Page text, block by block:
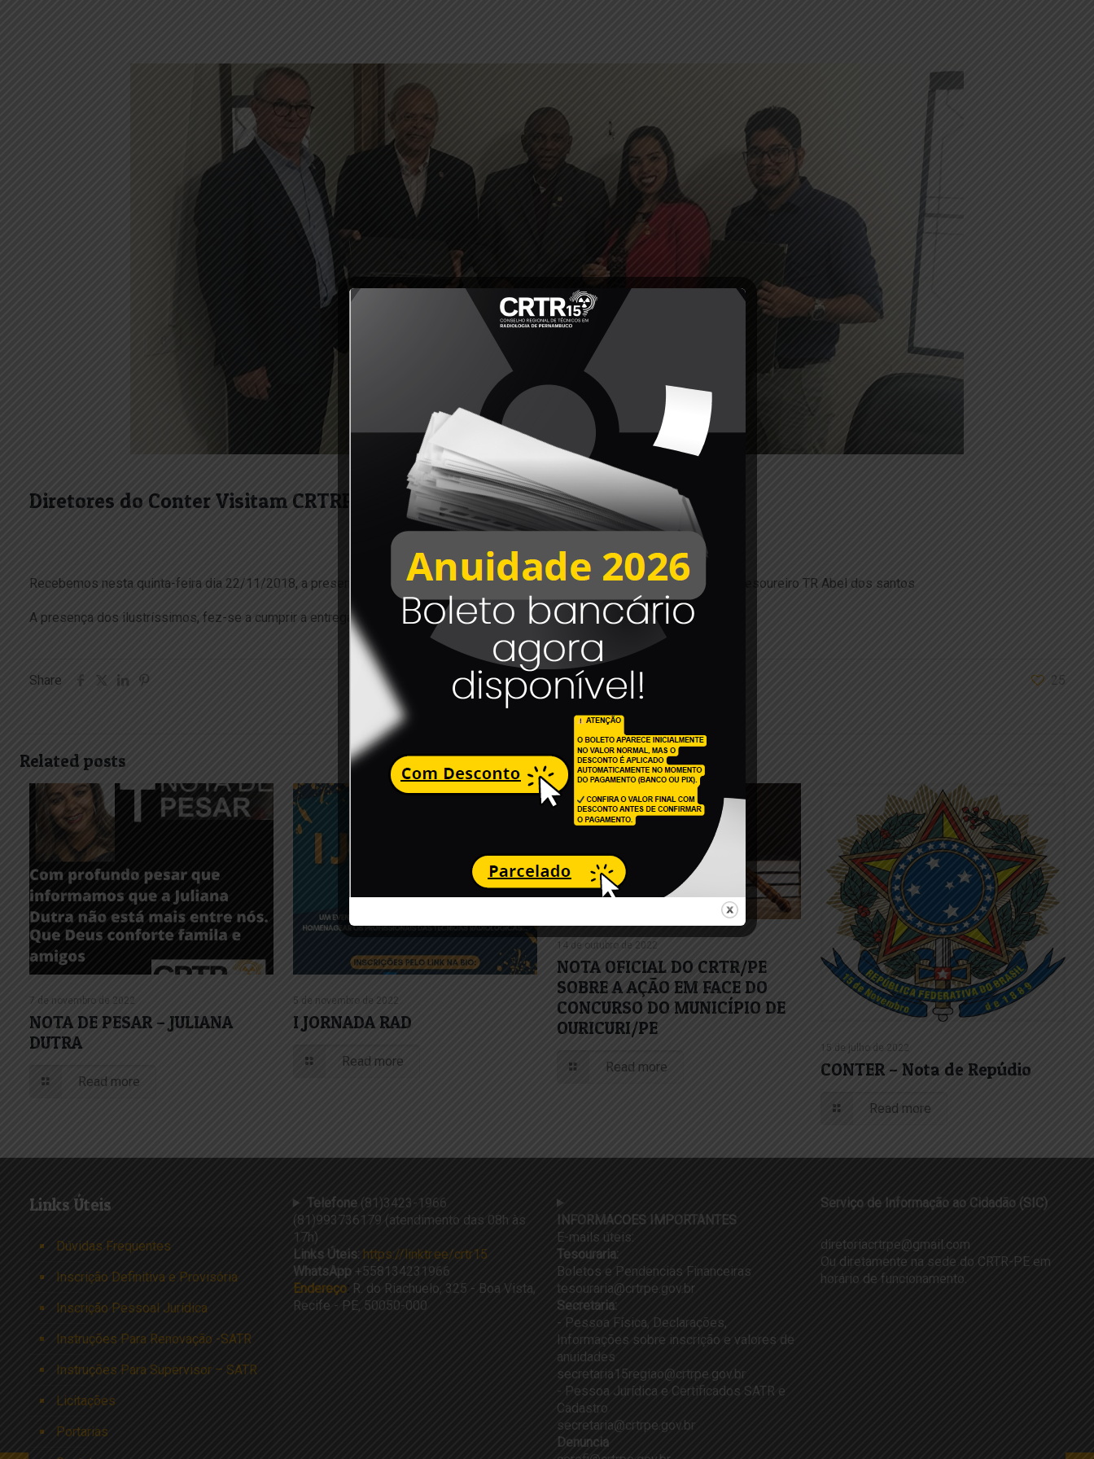
Diretores do Conter Visitam CRTRPE
Recebemos nesta quinta-feira dia 22/11/2018, a presença do presidente do Conter. TR. Manoel Benedito Viana e do Diretor-Tesoureiro TR Abel dos santos
A presença dos ilustríssimos, fez-se a cumprir a entrega da impressora para o nosso setor de fiscalização.
Share 25
Related posts
7 de novembro de 2022
NOTA DE PESAR – JULIANA
DUTRA
Read more
5 de novembro de 2022
I JORNADA RAD
Read more
14 de outubro de 2022
NOTA OFICIAL DO CRTR/PE
SOBRE A AÇÃO EM FACE DO
CONCURSO DO MUNICÍPIO DE
OURICURI/PE
Read more
15 de julho de 2022
CONTER – Nota de Repúdio
Read more
Links Úteis
Dúvidas Frequentes
Inscrição Definitiva e Provisória
Inscrição Pessoal Jurídica
Instruções Para Renovação -SATR
Instruções Para Supervisor – SATR
Licitações
Portarias
Telefone (81)3423-1966
(81)993736179 (atendimento das 08h às
17h)
Links Úteis: https://linktr.ee/crtr15
WhatsApp+558134231966
Endereço: R. do Riachuelo, 325 - Boa Vista,
Recife - PE, 50050-000
INFORMACOES IMPORTANTES
E-mails úteis:
Tesouraria:
Boletos e Pendencias Financeiras
tesouraria@crtrpe.gov.br
Secretaria:
- Pessoa Física, Declarações,
Informações sobre inscrição e valores de
anuidades
secretaria15regiao@crtrpe.gov.br
- Pessoa Jurídica e Certificados SATR e
Cadastro
secretaria@crtrpe.gov.br
Denuncia
Serviço de Informação ao Cidadão (SIC)
diretoriacrtrpe@gmail.com
Ou diretamente na sede do CRTR-PE em
horário de funcionamento.